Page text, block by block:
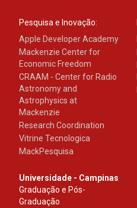
Pesquisa e Inovação:
Apple Developer Academy
Mackenzie Center for
Economic Freedom
CRAAM - Center for Radio
Astronomy and
Astrophysics at
Mackenzie
Research Coordination
Vitrine Tecnologica
MackPesquisa
Universidade - Campinas
Graduação e Pós-
Graduação